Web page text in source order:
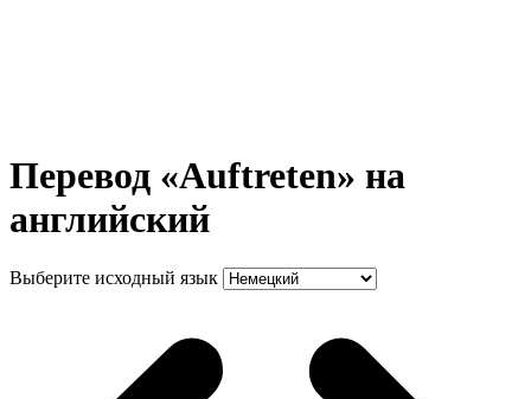
Перевод «Auftreten» на
английский
Выберите исходный язык